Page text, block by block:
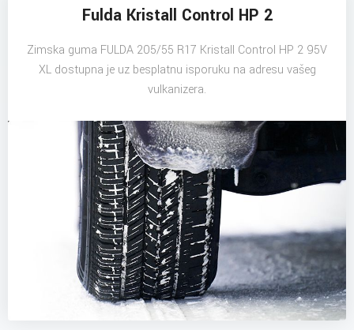
Fulda Kristall Control HP 2
Zimska guma FULDA 205/55 R17 Kristall Control HP 2 95V
XL dostupna je uz besplatnu isporuku na adresu vašeg
vulkanizera.